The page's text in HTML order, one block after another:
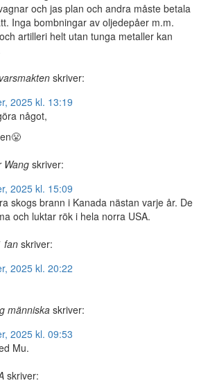
och jas plan och andra måste betala
Inga bombningar av oljedepåer m.m.
artilleri helt utan tunga metaller kan
skriver:
2025 kl. 13:19
något,
Wang skriver:
2025 kl. 15:09
skogs brann i Kanada nästan varje år. De
och luktar rök i hela norra USA.
fan skriver:
2025 kl. 20:22
människaskriver:
2025 kl. 09:53
Mu.
skriver: